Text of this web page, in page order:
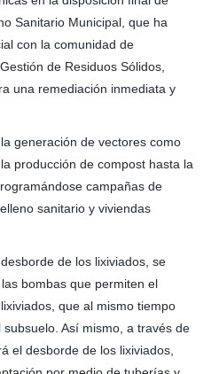
Sanitario Municipal, que ha
con la comunidad de
de Residuos Sólidos,
una remediación inmediata y
generación de vectores como
producción de compost hasta la
campañas de
sanitario y viviendas
de los lixiviados, se
bombas que permiten el
que al mismo tiempo
Así mismo, a través de
el desborde de los lixiviados,